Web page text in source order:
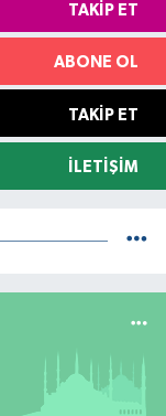
TAKIP ET
ABONE OL
TAKIP ET
İLETIŞIM